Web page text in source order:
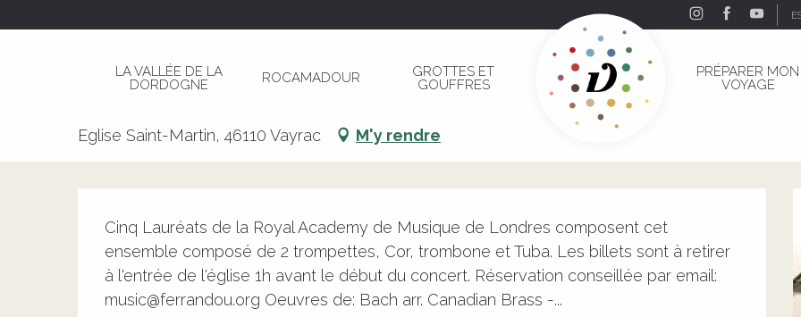
LA VALLÉE DE LA
DORDOGNE
ROCAMADOUR
GROTTES ET
GOUFFRES
PRÉPARER MON
VOYAGE
Concert Connaught Brass- Royal Academy de Musique de Londres
Concert Connaught Brass- Royal Academy de Musique de Londres
Eglise Saint-Martin, 46110 Vayrac M'y rendre
Cinq Lauréats de la Royal Academy de Musique de Londres composent cet
ensemble composé de 2 trompettes, Cor, trombone et Tuba. Les billets sont à retirer
à l'entrée de l'église 1h avant le début du concert. Réservation conseillée par email:
music@ferrandou.org Oeuvres de: Bach arr. Canadian Brass -...